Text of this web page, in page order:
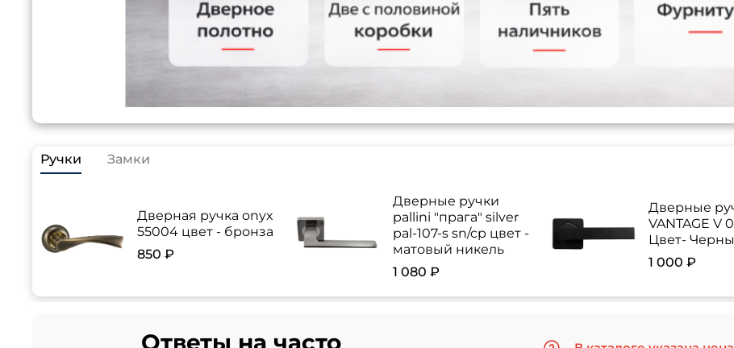
Ручки Замки
Дверная ручка onyx
55004 цвет - бронза
850 ₽
Дверные ручки
pallini "прага" silver
pal-107-s sn/cp цвет -
матовый никель
1 080 ₽
Дверные
VANTAGE V
Цвет-
1 000 ₽
Ответы на часто